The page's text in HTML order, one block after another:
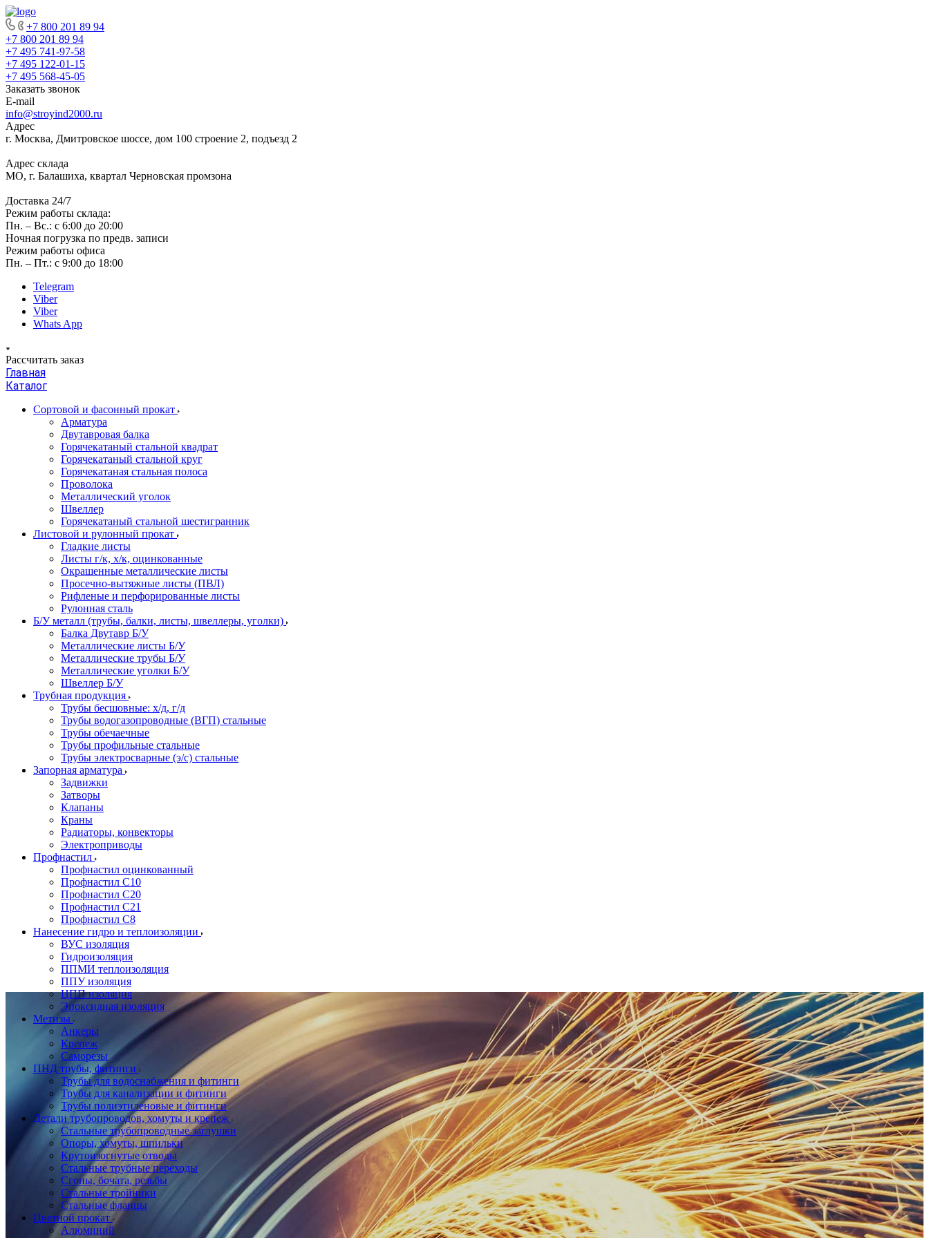
+7 800 201 89 94
+7 800 201 89 94
+7 495 741-97-58
+7 495 122-01-15
+7 495 568-45-05
Заказать звонок
E-mail
info@stroyind2000.ru
Адрес
г. Москва, Дмитровское шоссе, дом 100 строение 2, подъезд 2
Адрес склада
МО, г. Балашиха, квартал Черновская промзона
Доставка 24/7
Режим работы склада:
Пн. – Вс.: с 6:00 до 20:00
Ночная погрузка по предв. записи
Режим работы офиса
Пн. – Пт.: с 9:00 до 18:00
Telegram
Viber
Viber
Whats App
Рассчитать заказ
Главная
Каталог
Сортовой и фасонный прокат
Арматура
Двутавровая балка
Горячекатаный стальной квадрат
Горячекатаный стальной круг
Горячекатаная стальная полоса
Проволока
Металлический уголок
Швеллер
Горячекатаный стальной шестигранник
Листовой и рулонный прокат
Гладкие листы
Листы г/к, х/к, оцинкованные
Окрашенные металлические листы
Просечно-вытяжные листы (ПВЛ)
Рифленые и перфорированные листы
Рулонная сталь
Б/У металл (трубы, балки, листы, швеллеры, уголки)
Балка Двутавр Б/У
Металлические листы Б/У
Металлические трубы Б/У
Металлические уголки Б/У
Швеллер Б/У
Трубная продукция
Трубы бесшовные: х/д, г/д
Трубы водогазопроводные (ВГП) стальные
Трубы обечаечные
Трубы профильные стальные
Трубы электросварные (э/с) стальные
Запорная арматура
Задвижки
Затворы
Клапаны
Краны
Радиаторы, конвекторы
Электроприводы
Профнастил
Профнастил оцинкованный
Профнастил С10
Профнастил С20
Профнастил С21
Профнастил С8
Нанесение гидро и теплоизоляции
ВУС изоляция
Гидроизоляция
ППМИ теплоизоляция
ППУ изоляция
ЦПП изоляция
Эпоксидная изоляция
Метизы
Анкеры
Крепеж
Саморезы
ПНД трубы, фитинги
Трубы для водоснабжения и фитинги
Трубы для канализации и фитинги
Трубы полиэтиленовые и фитинги
Детали трубопроводов, хомуты и крепеж
Стальные трубопроводные заглушки
Опоры, хомуты, шпильки
Крутоизогнутые отводы
Стальные трубные переходы
Сгоны, бочата, резьбы
Стальные тройники
Стальные фланцы
Цветной прокат
Алюминий